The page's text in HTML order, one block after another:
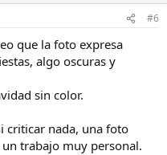
#6
que la foto expresa
algo oscuras y
sin color.
criticar nada, una foto
trabajo muy personal.